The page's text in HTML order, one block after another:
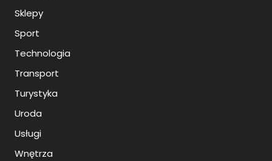
Sklepy
Sport
Technologia
Transport
Turystyka
Uroda
Usługi
Wnętrza